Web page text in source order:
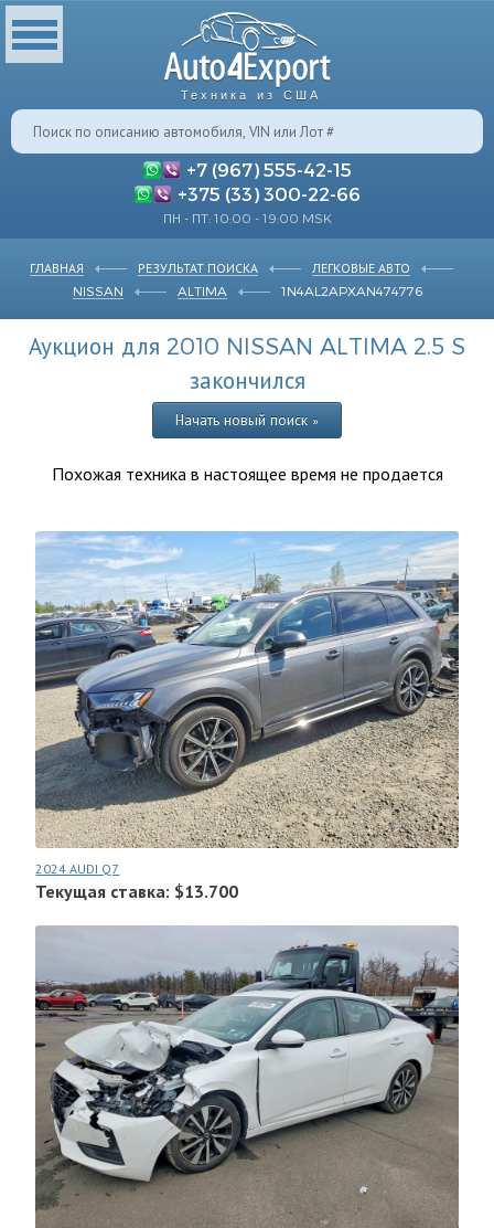
Техника из США
+7 (967) 555-42-15
+375 (33) 300-22-66
ПН - ПТ: 10:00 - 19:00 MSK
ГЛАВНАЯ РЕЗУЛЬТАТ ПОИСКА
ЛЕГКОВЫЕ АВТО
NISSAN
ALTIMA 1N4AL2APXAN474776
Аукцион для 2010 NISSAN ALTIMA 2.5 S
закончился
Начать новый поиск »
Похожая техника в настоящее время не продается
2024 AUDI Q7
Текущая ставка: $13.700